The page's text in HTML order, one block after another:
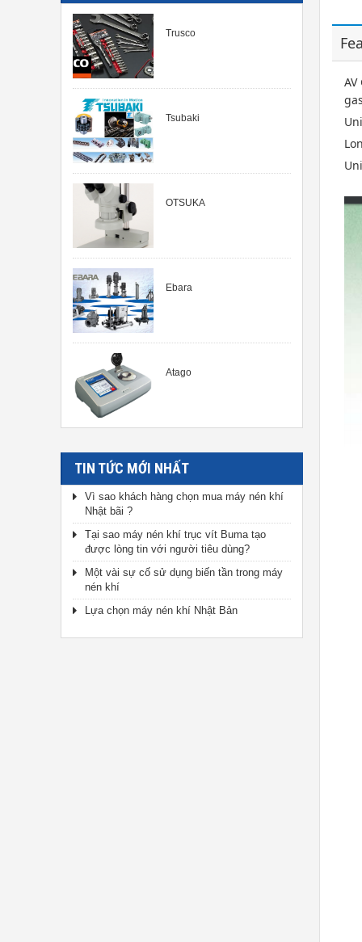
Trusco
Tsubaki
OTSUKA
Ebara
Atago
TIN TỨC MỚI NHẤT
Vì sao khách hàng chọn mua máy nén khí
Nhật bãi ?
Tại sao máy nén khí trục vít Buma tạo
được lòng tin với người tiêu dùng?
Một vài sự cố sử dụng biến tần trong máy
nén khí
Lựa chọn máy nén khí Nhật Bản